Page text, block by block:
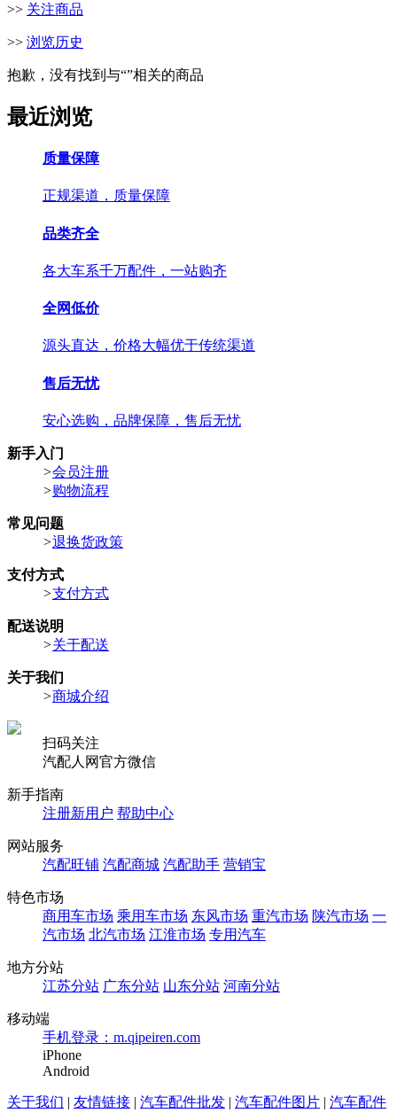
>> 关注商品
>> 浏览历史
抱歉，没有找到与“”相关的商品
最近浏览
质量保障
正规渠道，质量保障
品类齐全
各大车系千万配件，一站购齐
全网低价
源头直达，价格大幅优于传统渠道
售后无忧
安心选购，品牌保障，售后无忧
新手入门
>会员注册
>购物流程
常见问题
>退换货政策
支付方式
>支付方式
配送说明
>关于配送
关于我们
>商城介绍
扫码关注
汽配人网官方微信
新手指南
注册新用户 帮助中心
网站服务
汽配旺铺 汽配商城 汽配助手 营销宝
特色市场
商用车市场 乘用车市场 东风市场 重汽市场 陕汽市场 一
汽市场 北汽市场 江淮市场 专用汽车
地方分站
江苏分站 广东分站 山东分站 河南分站
移动端
手机登录：m.qipeiren.com
iPhone
Android
关于我们 | 友情链接 | 汽车配件批发 | 汽车配件图片 | 汽车配件